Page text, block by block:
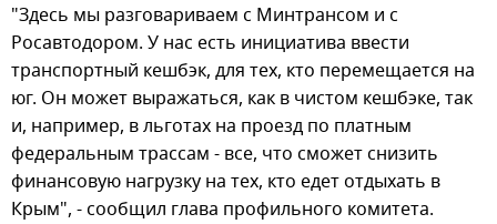
"Здесь мы разговариваем с Минтрансом и с
Росавтодором. У нас есть инициатива ввести
транспортный кешбэк, для тех, кто перемещается на
юг. Он может выражаться, как в чистом кешбэке, так
и, например, в льготах на проезд по платным
федеральным трассам - все, что сможет снизить
финансовую нагрузку на тех, кто едет отдыхать в
Крым", - сообщил глава профильного комитета.